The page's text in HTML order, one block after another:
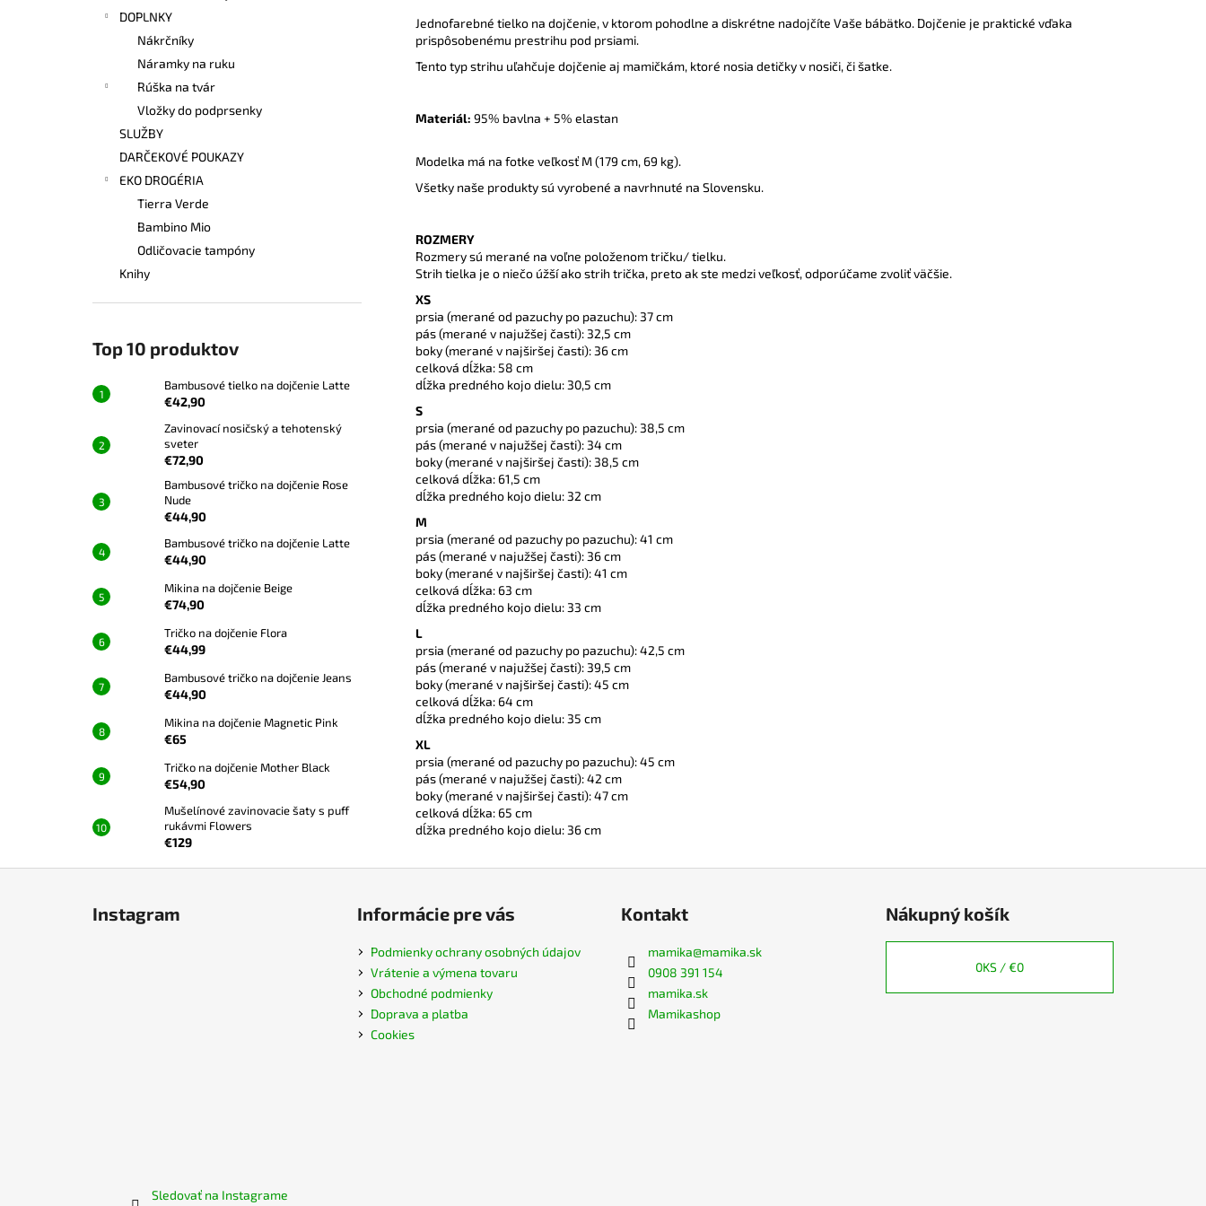
DOPLNKY
Nákrčníky
Náramky na ruku
Rúška na tvár
Vložky do podprsenky
SLUŽBY
DARČEKOVÉ POUKAZY
EKO DROGÉRIA
Tierra Verde
Bambino Mio
Odličovacie tampóny
Knihy
Top 10 produktov
Bambusové tielko na dojčenie Latte
€42,90
Zavinovací nosičský a tehotenský
sveter
€72,90
Bambusové tričko na dojčenie Rose
Nude
€44,90
Bambusové tričko na dojčenie Latte
€44,90
Mikina na dojčenie Beige
€74,90
Tričko na dojčenie Flora
€44,99
Bambusové tričko na dojčenie Jeans
€44,90
Mikina na dojčenie Magnetic Pink
€65
Tričko na dojčenie Mother Black
€54,90
Mušelínové zavinovacie šaty s puff
rukávmi Flowers
€129
Jednofarebné tielko na dojčenie, v ktorom pohodlne a diskrétne nadojčíte Vaše bábätko. Dojčenie je praktické vďaka
prispôsobenému prestrihu pod prsiami.
Tento typ strihu uľahčuje dojčenie aj mamičkám, ktoré nosia detičky v nosiči, či šatke.
Materiál: 95% bavlna + 5% elastan
Modelka má na fotke veľkosť M (179 cm, 69 kg).
Všetky naše produkty sú vyrobené a navrhnuté na Slovensku.
ROZMERY
Rozmery sú merané na voľne položenom tričku/ tielku.
Strih tielka je o niečo úžší ako strih trička, preto ak ste medzi veľkosť, odporúčame zvoliť väčšie.
XS
prsia (merané od pazuchy po pazuchu): 37 cm
pás (merané v najužšej časti): 32,5 cm
boky (merané v najširšej časti): 36 cm
celková dĺžka: 58 cm
dĺžka predného kojo dielu: 30,5 cm
S
prsia (merané od pazuchy po pazuchu): 38,5 cm
pás (merané v najužšej časti): 34 cm
boky (merané v najširšej časti): 38,5 cm
celková dĺžka: 61,5 cm
dĺžka predného kojo dielu: 32 cm
M
prsia (merané od pazuchy po pazuchu): 41 cm
pás (merané v najužšej časti): 36 cm
boky (merané v najširšej časti): 41 cm
celková dĺžka: 63 cm
dĺžka predného kojo dielu: 33 cm
L
prsia (merané od pazuchy po pazuchu): 42,5 cm
pás (merané v najužšej časti): 39,5 cm
boky (merané v najširšej časti): 45 cm
celková dĺžka: 64 cm
dĺžka predného kojo dielu: 35 cm
XL
prsia (merané od pazuchy po pazuchu): 45 cm
pás (merané v najužšej časti): 42 cm
boky (merané v najširšej časti): 47 cm
celková dĺžka: 65 cm
dĺžka predného kojo dielu: 36 cm
Instagram
Sledovať na Instagrame
Informácie pre vás
Podmienky ochrany osobných údajov
Vrátenie a výmena tovaru
Obchodné podmienky
Doprava a platba
Cookies
Kontakt
mamika@mamika.sk
0908 391 154
mamika.sk
Mamikashop
Nákupný košík
0KS /€0